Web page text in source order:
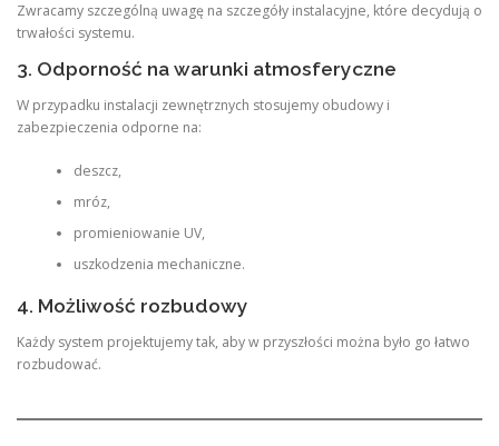
Zwracamy szczególną uwagę na szczegóły instalacyjne, które decydują o
trwałości systemu.
3. Odporność na warunki atmosferyczne
W przypadku instalacji zewnętrznych stosujemy obudowy i
zabezpieczenia odporne na:
deszcz,
mróz,
promieniowanie UV,
uszkodzenia mechaniczne.
4. Możliwość rozbudowy
Każdy system projektujemy tak, aby w przyszłości można było go łatwo
rozbudować.